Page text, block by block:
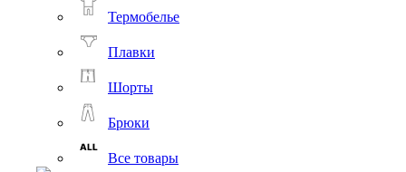
Термобелье
Плавки
Шорты
Брюки
Все товары